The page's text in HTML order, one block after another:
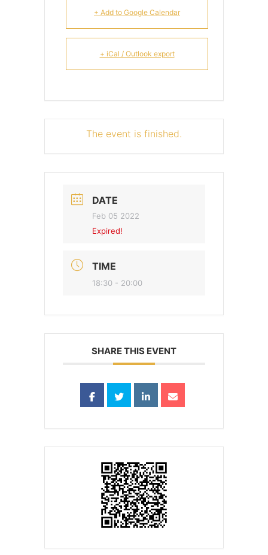
+ Add to Google Calendar
+ iCal / Outlook export
The event is finished.
DATE
Feb 05 2022
Expired!
TIME
18:30 - 20:00
SHARE THIS EVENT